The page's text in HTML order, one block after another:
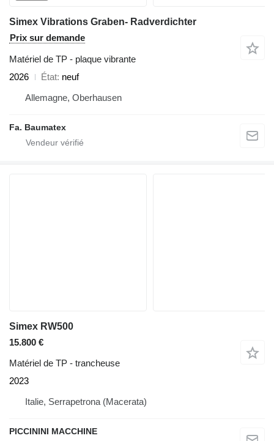
Simex Vibrations Graben- Radverdichter
Prix sur demande
Matériel de TP - plaque vibrante
2026
État neuf
Allemagne, Oberhausen
Fa. Baumatex
Simex RW500
15.800 €
Matériel de TP - trancheuse
2023
Italie, Serrapetrona (Macerata)
PICCININI MACCHINE